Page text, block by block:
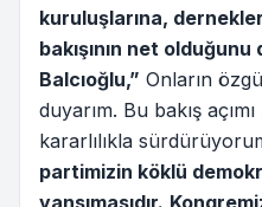
kuruluşlarına,
bakışının net
Balcıoğlu,” Onların
duyarım. Bu bakış
kararlılıkla
partimizin köklü
yansımasıdır.